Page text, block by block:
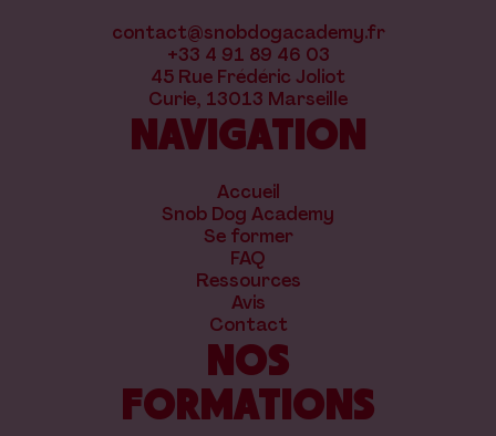
contact@snobdogacademy.fr
+33 4 91 89 46 03
45 Rue Frédéric Joliot
Curie, 13013 Marseille
NAVIGATION
Accueil
Snob Dog Academy
Se former
FAQ
Ressources
Avis
Contact
NOS
FORMATIONS